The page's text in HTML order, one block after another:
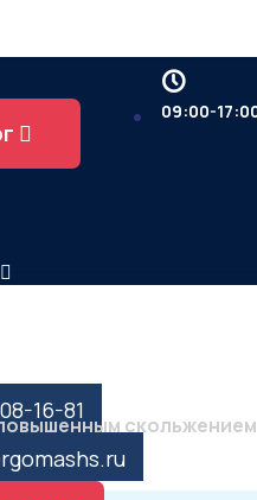
16-81
09:00-
132 S4,
скольжением